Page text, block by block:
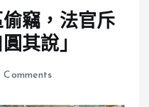
竊，法官斥
其說」
Comments